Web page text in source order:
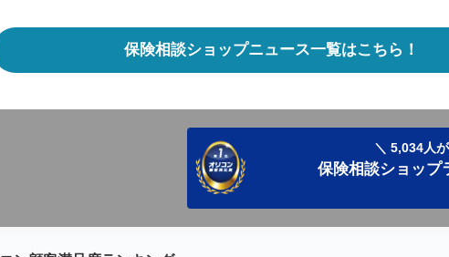
保険相談ショップニュース一覧はこちら！
＼ 5,034人
保険相談ショップ